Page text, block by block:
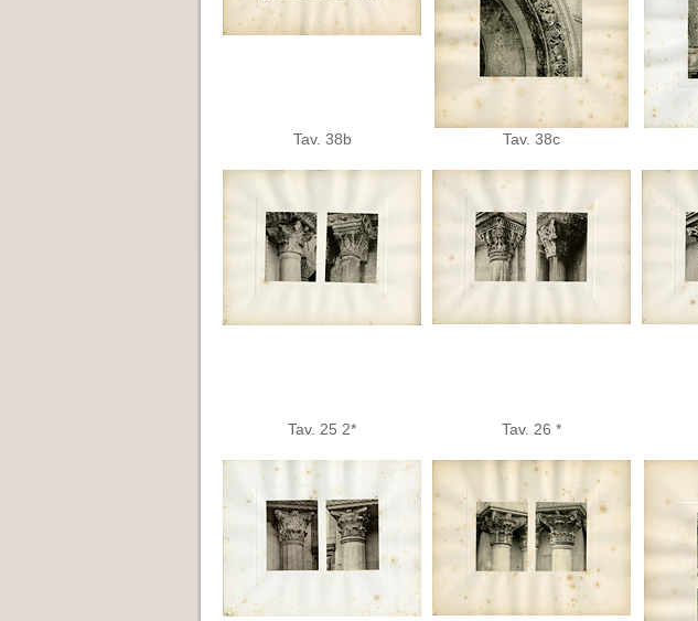
Tav. 38b Tav. 38c
Tav. 25 2* Tav. 26 *